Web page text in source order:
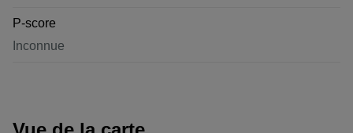
P-score
Inconnue